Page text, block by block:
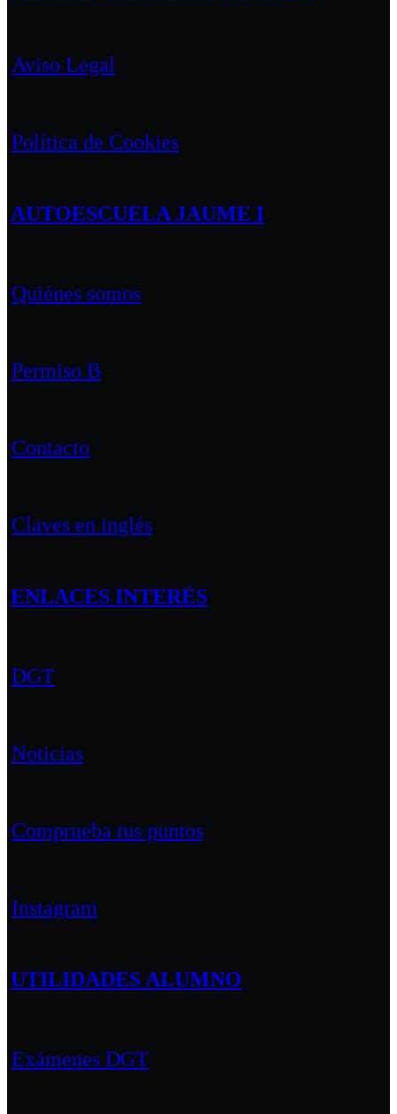
Aviso Legal
Política de Cookies
AUTOESCUELA JAUME I
Quiénes somos
Permiso B
Contacto
Claves en inglés
ENLACES INTERÉS
DGT
Noticias
Comprueba tus puntos
Instagram
UTILIDADES ALUMNO
Exámenes DGT